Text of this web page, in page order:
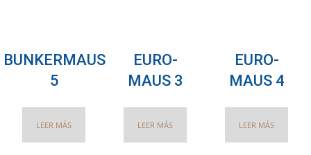
BUNKERMAUS
5
LEER MÁS
EURO-
MAUS 3
LEER MÁS
EURO-
MAUS 4
LEER MÁS